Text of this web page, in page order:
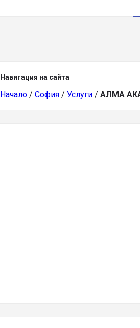
Навигация на сайта
Начало / София / Услуги / АЛМА